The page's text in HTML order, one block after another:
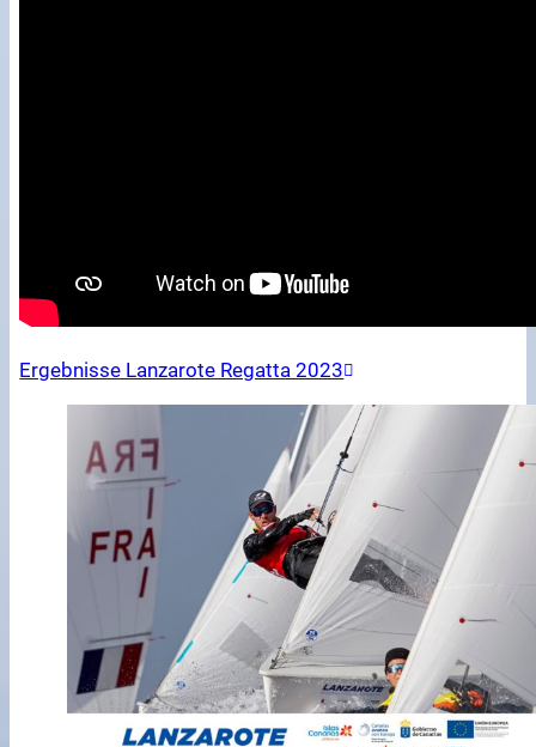
Ergebnisse Lanzarote Regatta 2023